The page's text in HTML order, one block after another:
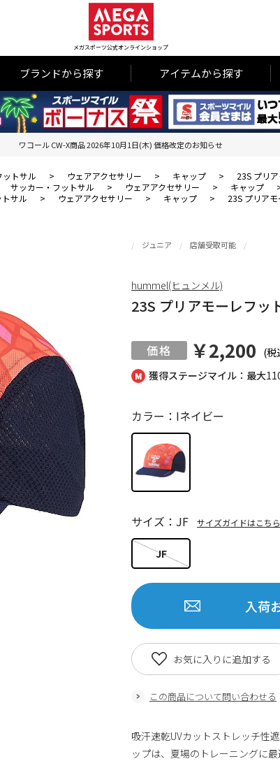
メガスポーツ公式オンラインショップ
ブランドから探す アイテムから探す
ワコール CW-X商品 2026年10月1日(木) 価格改定のお知らせ
トサル > ウェアアクセサリー > キャップ >
23S プリ
サッカー・フットサル > ウェアアクセサリー > キャップ
サル > ウェアアクセサリー > キャップ > 23S プリア
獲得ステージマイル：最大
ジュニア 店舗受取可能
23S プリアモーレフッ
￥2,200 (税
カラー：Iネイビー
JF
サイズ：JF サイズガイドはこちら
入荷
この商品について問い合わせる
お気に入りに追加する
hummel(ヒュンメル)
吸汗速乾UVカットストレッチ性
ップは、夏場のトレーニングに最